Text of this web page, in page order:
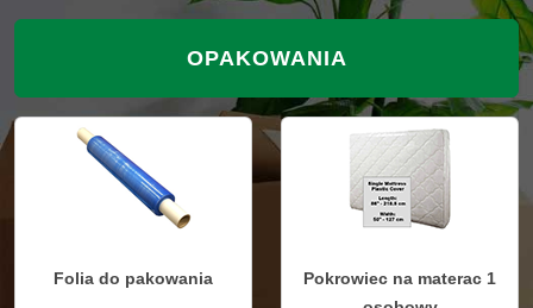
OPAKOWANIA
Folia do pakowania
Pokrowiec na materac 1